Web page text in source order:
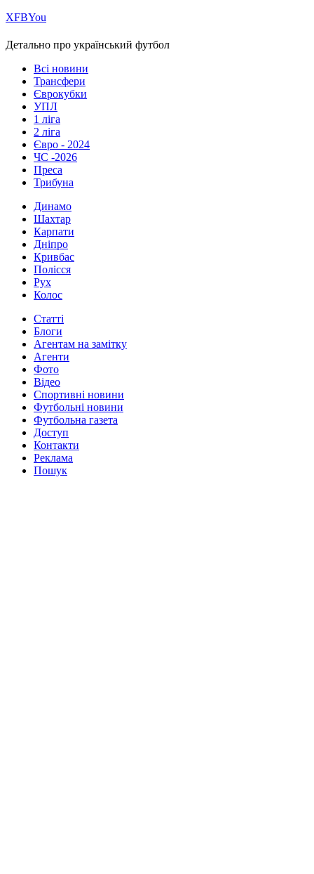
ХFBYou
Детально про український футбол
Всі новини
Трансфери
Єврокубки
УПЛ
1 ліга
2 ліга
Євро - 2024
ЧС -2026
Преса
Трибуна
Динамо
Шахтар
Карпати
Дніпро
Кривбас
Полісся
Рух
Колос
Статті
Блоги
Агентам на замітку
Агенти
Фото
Відео
Спортивні новини
Футбольні новини
Футбольна газета
Доступ
Контакти
Реклама
Пошук